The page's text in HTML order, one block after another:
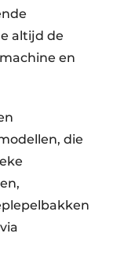
altijd de
en
die